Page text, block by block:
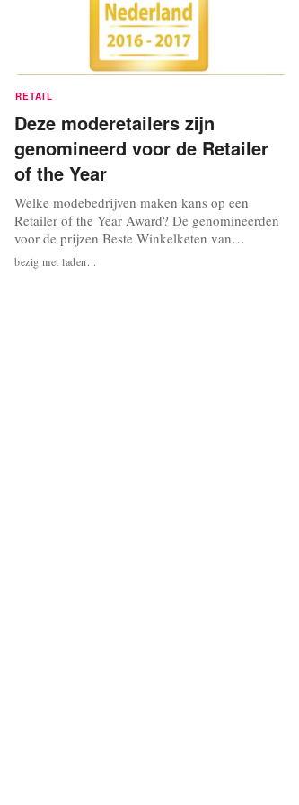
RETAIL
Deze moderetailers zijn
genomineerd voor de Retailer
of the Year
Welke modebedrijven maken kans op een
Retailer of the Year Award? De genomineerden
voor de prijzen Beste Winkelketen van
Nederland 2016 en Webwshop Awards 2016
zijn bekend gemaakt. Hema en Zeeman dingen
bezig met laden...